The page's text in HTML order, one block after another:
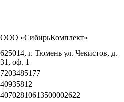
ООО «СибирьКомплект»
625014, г. Тюмень ул. Чекистов, д.
31, оф. 1
7203485177
40935812
40702810613500002622